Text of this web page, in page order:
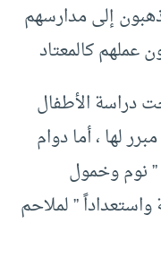
إلى مدارسهم
عملهم كالمعتاد
دراسة الأطفال
لها ، أما دوام
نوم وخمول
” لملاحم